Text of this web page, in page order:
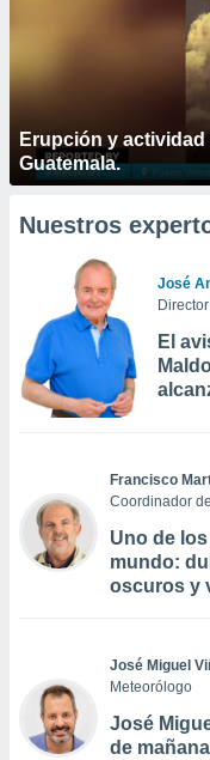
Erupción y
Guatemala.
Nuestros
José
El
Francisco
Coordinador
Uno de
mundo:
oscuros y
José Miguel
Meteorólogo
José
de